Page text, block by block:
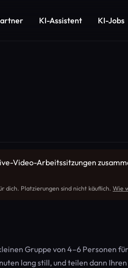
KI-Assistent KI-Jobs
Video-Arbeitssitzungen
dich. Platzierungen sind nicht käuflich. Wie
Gruppe von 4–6 Personen für
lang still, und teilen dann Ihren